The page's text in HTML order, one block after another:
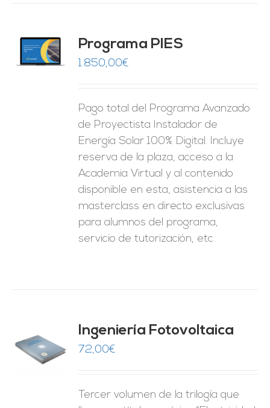
Programa PIES
1.850,00€
Pago total del Programa Avanzado
de Proyectista Instalador de
Energía Solar 100% Digital. Incluye
reserva de la plaza, acceso a la
Academia Virtual y al contenido
disponible en esta, asistencia a las
masterclass en directo exclusivas
para alumnos del programa,
servicio de tutorización, etc.
Ingeniería Fotovoltaica
72,00€
Tercer volumen de la trilogía que